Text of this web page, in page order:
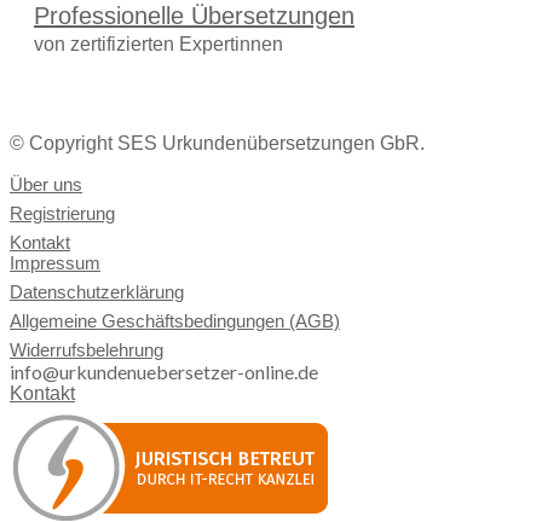
Professionelle Übersetzungen
von zertifizierten Expertinnen
© Copyright SES Urkundenübersetzungen GbR.
Über uns
Registrierung
Kontakt
Impressum
Datenschutzerklärung
Allgemeine Geschäftsbedingungen (AGB)
Widerrufsbelehrung
info@urkundenuebersetzer-online.de
Kontakt